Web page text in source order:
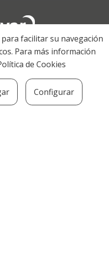
facilitar su navegación
Para más información
de Cookies
Configurar